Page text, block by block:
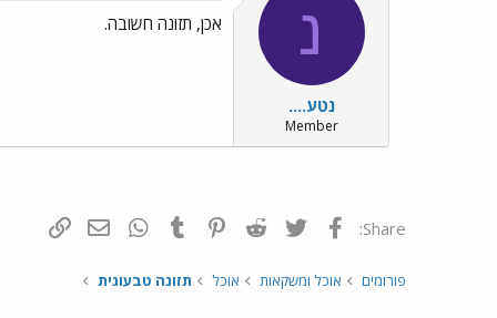
נ
נטע....
Member
אכן, תזונה חשובה.
Share: פייסבוק Twitter
Reddit
Pinterest
Tumblr
WhatsAppדואר אלקטרוני
פורומים אוכל ומשקאות אוכל תזונה טבעונית